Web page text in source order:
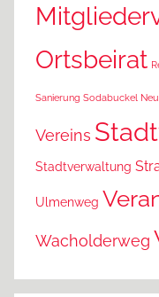
Ortsbeirat
Sanierung Sodabuckel
Vereins
Stadtverwaltung
Ulmenweg
Wacholderweg